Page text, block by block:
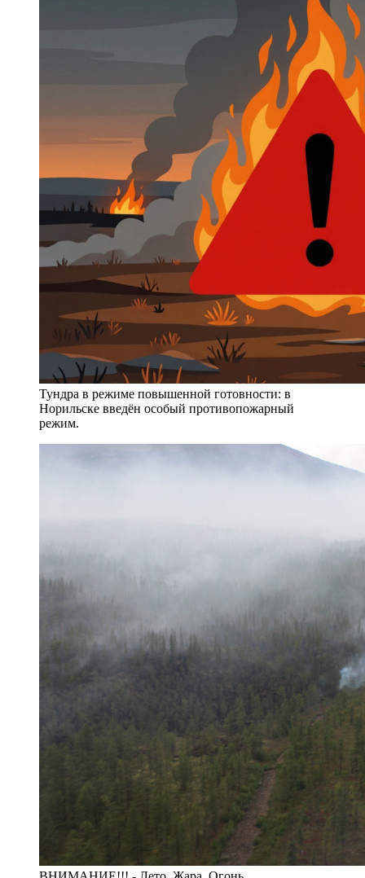
Тундра в режиме повышенной готовности: в
Норильске введён особый противопожарный
режим.
ВНИМАНИЕ!!! - Лето. Жара. Огонь.